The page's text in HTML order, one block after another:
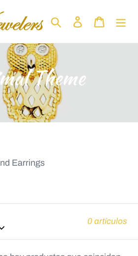
Buscar IngresarCarrito
Theme
Earrings
0 artículos